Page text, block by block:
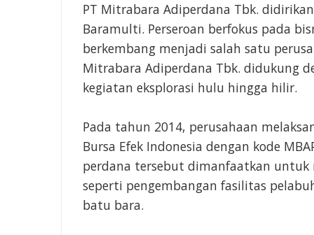
PT Mitrabara Adiperdana Tbk.
Baramulti. Perseroan berfokus pada
berkembang menjadi salah satu
Mitrabara Adiperdana Tbk. didukung
kegiatan eksplorasi hulu hingga hilir.
Pada tahun 2014, perusahaan
Bursa Efek Indonesia dengan kode
perdana tersebut dimanfaatkan untuk
seperti pengembangan fasilitas
batu bara.